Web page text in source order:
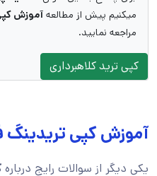
میکنیم پیش از مطالعه آموزش
مراجعه نمایید.
کپی ترید کلاهبرداری
آموزش کپی تریدینگ
یکی دیگر از سوالات رایج درباره